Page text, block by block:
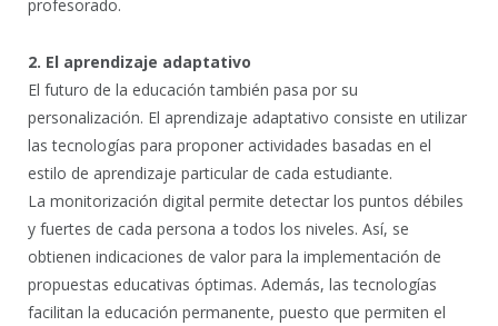
profesorado.
2. El aprendizaje adaptativo
El futuro de la educación también pasa por su
personalización. El aprendizaje adaptativo consiste en utilizar
las tecnologías para proponer actividades basadas en el
estilo de aprendizaje particular de cada estudiante.
La monitorización digital permite detectar los puntos débiles
y fuertes de cada persona a todos los niveles. Así, se
obtienen indicaciones de valor para la implementación de
propuestas educativas óptimas. Además, las tecnologías
facilitan la educación permanente, puesto que permiten el